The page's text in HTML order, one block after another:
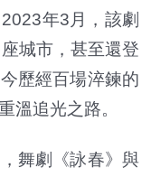
年3月，該劇
城市，甚至還登
歷經百場淬鍊的
溫追光之路。
舞劇《詠春》與